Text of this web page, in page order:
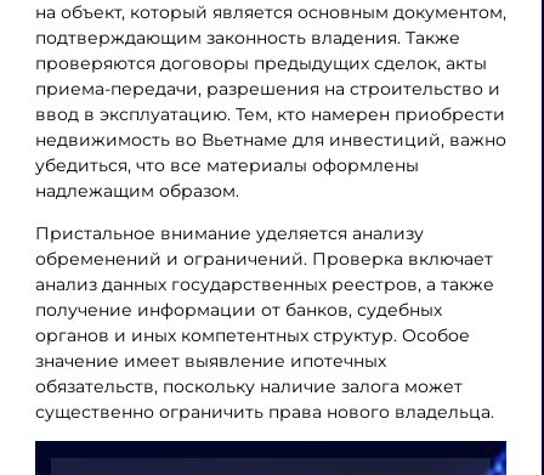
на объект, который является основным документом,
подтверждающим законность владения. Также
проверяются договоры предыдущих сделок, акты
приема-передачи, разрешения на строительство и
ввод в эксплуатацию. Тем, кто намерен приобрести
недвижимость во Вьетнаме для инвестиций, важно
убедиться, что все материалы оформлены
надлежащим образом.
Пристальное внимание уделяется анализу
обременений и ограничений. Проверка включает
анализ данных государственных реестров, а также
получение информации от банков, судебных
органов и иных компетентных структур. Особое
значение имеет выявление ипотечных
обязательств, поскольку наличие залога может
существенно ограничить права нового владельца.